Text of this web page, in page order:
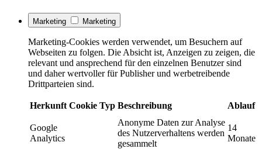
Marketing Marketing
Marketing-Cookies werden verwendet, um Besuchern auf
Webseiten zu folgen. Die Absicht ist, Anzeigen zu zeigen, die
relevant und ansprechend für den einzelnen Benutzer sind
und daher wertvoller für Publisher und werbetreibende
Drittparteien sind.
Herkunft Cookie Typ Beschreibung Ablauf
Google
Analytics
Anonyme Daten zur Analyse
des Nutzerverhaltens werden
gesammelt
14
Monate